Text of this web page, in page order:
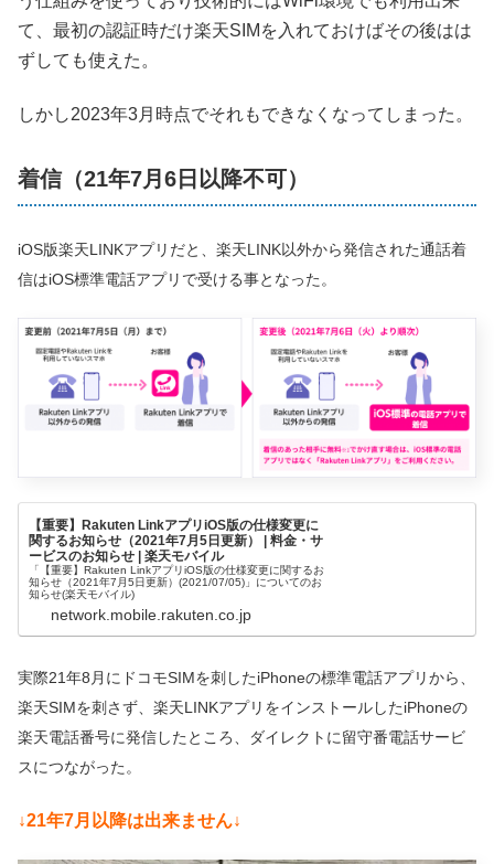
て、最初の認証時だけ楽天SIMを入れておけばその後はは
ずしても使えた。
しかし2023年3月時点でそれもできなくなってしまった。
着信（21年7月6日以降不可）
iOS版楽天LINKアプリだと、楽天LINK以外から発信された通話着
信はiOS標準電話アプリで受ける事となった。
【重要】Rakuten LinkアプリiOS版の仕様変更に
関するお知らせ（2021年7月5日更新） | 料金・サ
ービスのお知らせ | 楽天モバイル
「【重要】Rakuten LinkアプリiOS版の仕様変更に関するお
知らせ（2021年7月5日更新）(2021/07/05)」についてのお
知らせ(楽天モバイル)
network.mobile.rakuten.co.jp
実際21年8月にドコモSIMを刺したiPhoneの標準電話アプリから、
楽天SIMを刺さず、楽天LINKアプリをインストールしたiPhoneの
楽天電話番号に発信したところ、ダイレクトに留守番電話サービ
スにつながった。
↓21年7月以降は出来ません↓